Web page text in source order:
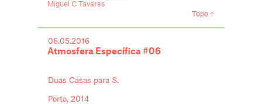
Miguel C Tavares
Topo
06.05.2016
Atmosfera Específica #06
Duas Casas para S.
Porto, 2014